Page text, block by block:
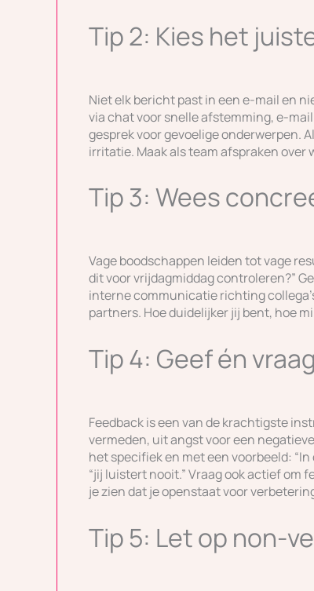
Tip 2: Kies het
Niet elk bericht past in een e-mail en
via chat voor snelle afstemming, e-
gesprek voor gevoelige onderwerpen.
irritatie. Maak als team afspraken over
Tip 3: Wees
Vage boodschappen leiden tot vage
dit voor vrijdagmiddag controleren?”
interne communicatie richting
partners. Hoe duidelijker jij bent, hoe
Tip 4: Geef én
Feedback is een van de krachtigste
vermeden, uit angst voor een
het specifiek en met een voorbeeld:
“jij luistert nooit.” Vraag ook actief om
je zien dat je openstaat voor
Tip 5: Let op non-